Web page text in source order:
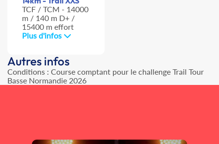
TCF / TCM - 14000
m / 140 m D+ /
15400 m effort
Plus d'infos
Autres infos
Conditions : Course comptant pour le challenge Trail Tour
Basse Normandie 2026